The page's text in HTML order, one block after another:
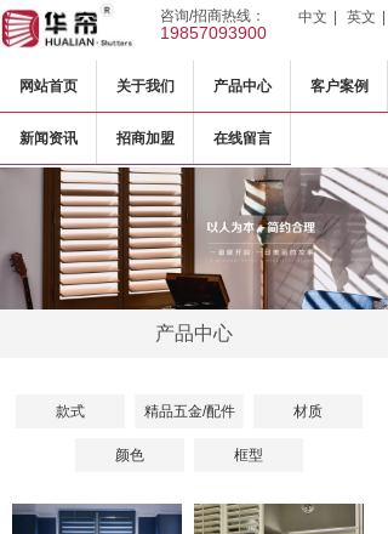
网站首页 关于我们 产品中心 客户案例
新闻资讯 招商加盟 在线留言
咨询/招商热线：
19857093900
中文 英文
产品中心
款式 精品五金/配件 材质
颜色 框型